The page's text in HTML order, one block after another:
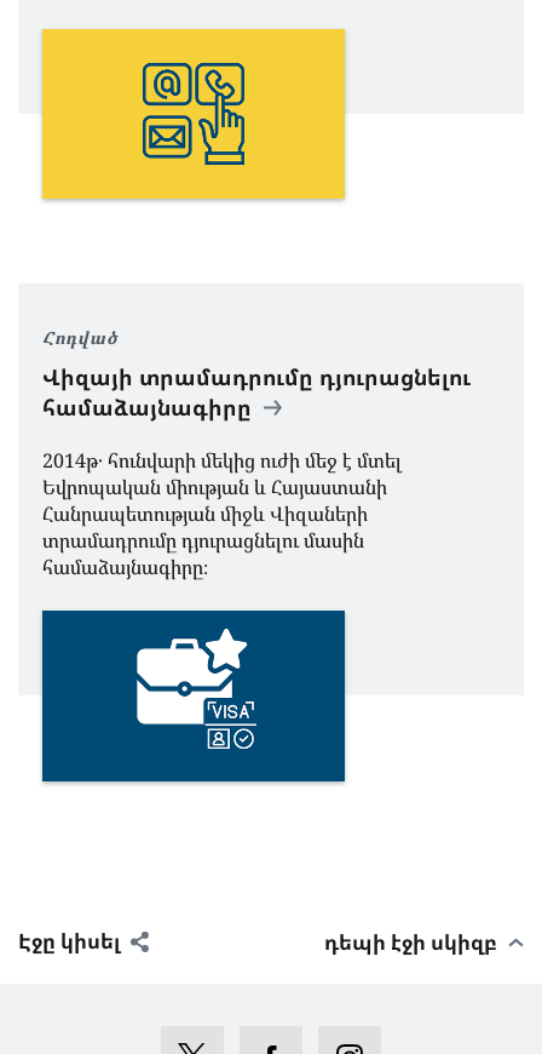
Հոդված
Վիզայի տրամադրումը դյուրացնելու
համաձայնագիրը
2014թ․ հունվարի մեկից ուժի մեջ է մտել
Եվրոպական միության և Հայաստանի
Հանրապետության միջև Վիզաների
տրամադրումը դյուրացնելու մասին
համաձայնագիրը։
Էջը կիսել դեպի էջի սկիզբ